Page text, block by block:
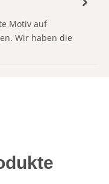
Motiv auf
Wir haben die